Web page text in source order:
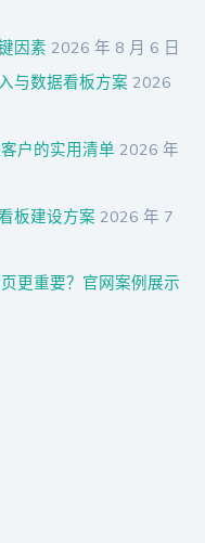
因素 2026 年 8 月 6 日
与数据看板方案 2026
户的实用清单 2026 年
板建设方案 2026 年 7
更重要？官网案例展示